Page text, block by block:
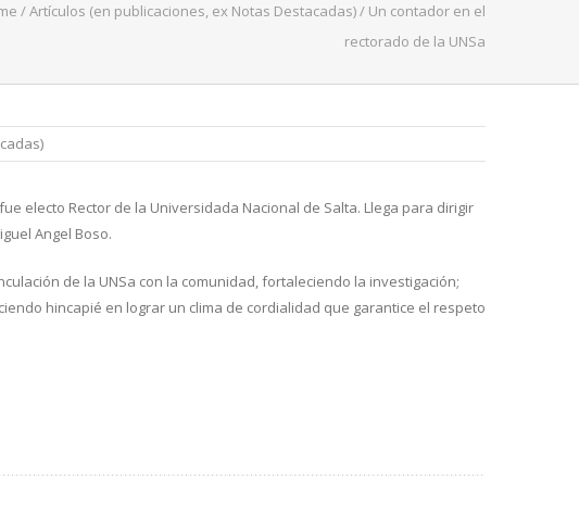
/Artículos (en publicaciones, ex Notas Destacadas)/ Un contador en el
rectorado de la UNSa
electo Rector de la Universidada Nacional de Salta. Llega para dirigir
Angel Boso.
de la UNSa con la comunidad, fortaleciendo la investigación;
hincapié en lograr un clima de cordialidad que garantice el respeto